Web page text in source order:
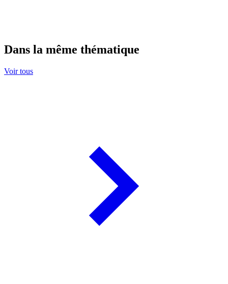
Dans la même thématique
Voir tous